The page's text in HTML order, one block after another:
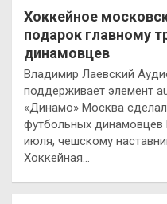
Хоккейное
подарок главному
динамовцев
Владимир Лаевский
поддерживает элемент
«Динамо» Москва
футбольных динамовцев
июля, чешскому
Хоккейная…